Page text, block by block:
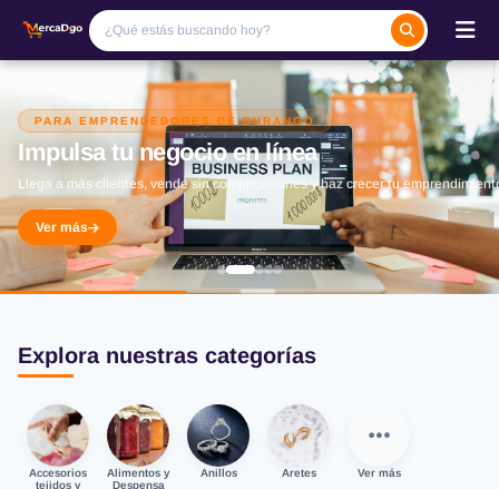
PARA EMPRENDEDORES DE DURANGO
Impulsa tu negocio en línea
Llega a más clientes, vende sin complicaciones y haz crecer tu
Ver más
Explora nuestras categorías
Accesorios
tejidos y
Alimentos y
Despensa
Anillos Aretes Ver más